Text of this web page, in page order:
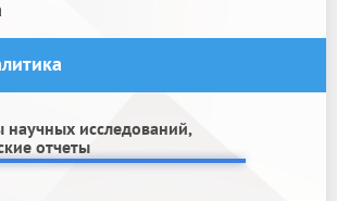
научных исследований,
отчеты